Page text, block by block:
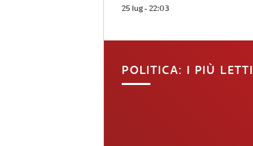
25 lug - 22:03
POLITICA: I PIÙ LETTI